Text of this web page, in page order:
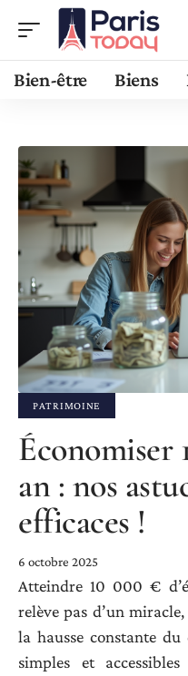
Bien-être Biens
PATRIMOINE
Économiser
an : nos
efficaces !
6 octobre 2025
Atteindre 10 000 €
relève pas d’un
la hausse constante
simples et